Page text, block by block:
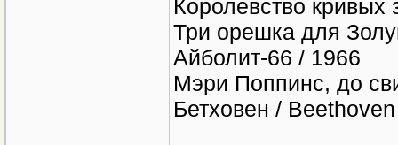
Королевство кривых
Три орешка для
Айболит-66 / 1966
Мэри Поппинс, до
Бетховен /